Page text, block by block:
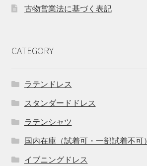
古物営業法に基づく表記
CATEGORY
ラテンドレス
スタンダードドレス
ラテンシャツ
国内在庫（試着可・一部試着不可）
イブニングドレス